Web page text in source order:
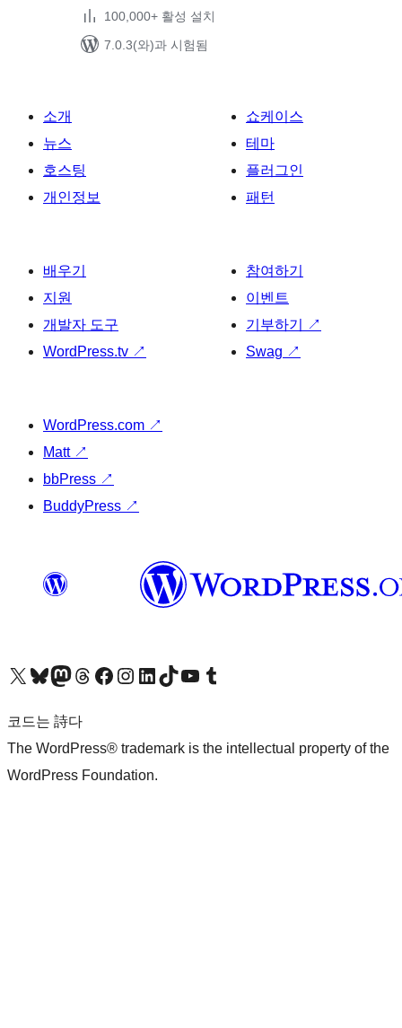
100,000+ 활성 설치
7.0.3(와)과 시험됨
소개
뉴스
호스팅
개인정보
쇼케이스
테마
플러그인
패턴
배우기
지원
개발자 도구
WordPress.tv ↗
참여하기
이벤트
기부하기
↗
Swag ↗
WordPress.com ↗
Matt ↗
bbPress ↗
BuddyPress ↗
X(이전 트위터) 계정 방문하기블루스카이 계정 방문하기마스토돈 계정 방문하기스레드 계정 방문하기 페이스북 페이지 방문하기인스타그램 계정 방문하기 LinkedIn 계정 방문하기틱톡 계정 방문하기유튜브 채널 방문하기 텀블러 계정 방문하기
코드는 詩다
The WordPress® trademark is the intellectual property of the
WordPress Foundation.